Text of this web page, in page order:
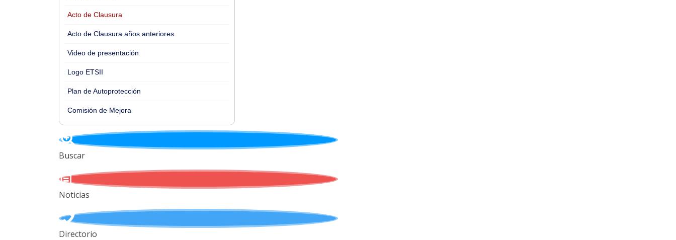
Acto de Clausura
Acto de Clausura años anteriores
Video de presentación
Logo ETSII
Plan de Autoprotección
Comisión de Mejora
Buscar
Noticias
Directorio